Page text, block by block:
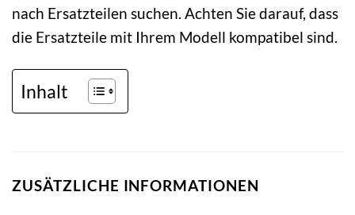
nach Ersatzteilen suchen. Achten Sie darauf, dass
die Ersatzteile mit Ihrem Modell kompatibel sind.
Inhalt
ZUSÄTZLICHE INFORMATIONEN